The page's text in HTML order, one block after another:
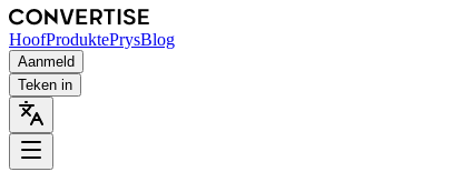
HoofProduktePrysBlog
Aanmeld
Teken in